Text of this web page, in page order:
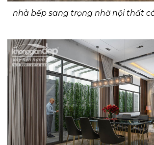
nhà bếp sang trọng nhờ nội thất